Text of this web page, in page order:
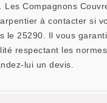
Les Compagnons
à contacter si
le 25290. Il vous
respectant les
lui un devis.